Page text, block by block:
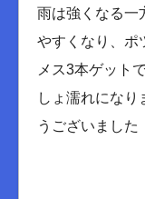
雨は強くなる一
やすくなり、ポ
メス3本ゲット
しょ濡れになり
うございました